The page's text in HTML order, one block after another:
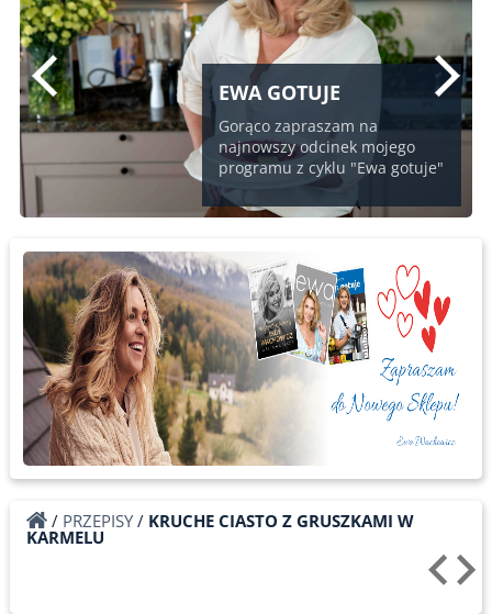
EWA GOTUJE
Gorąco zapraszam na
najnowszy odcinek mojego
programu z cyklu "Ewa gotuje"
/ PRZEPISY/ KRUCHE CIASTO Z GRUSZKAMI W
KARMELU